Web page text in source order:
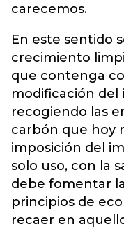
carecemos.
En este sentido
crecimiento
que contenga
modificación
recogiendo las
carbón que hoy
imposición del
solo uso, con la
debe fomentar
principios de
recaer en